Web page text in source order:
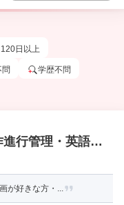
日以上
問 学歴不問
行管理・英語ス
が好きな方・...